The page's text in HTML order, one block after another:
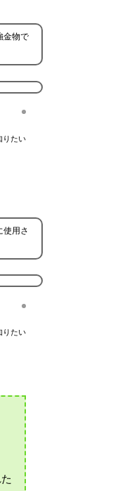
金物で
りたい
使用さ
りたい